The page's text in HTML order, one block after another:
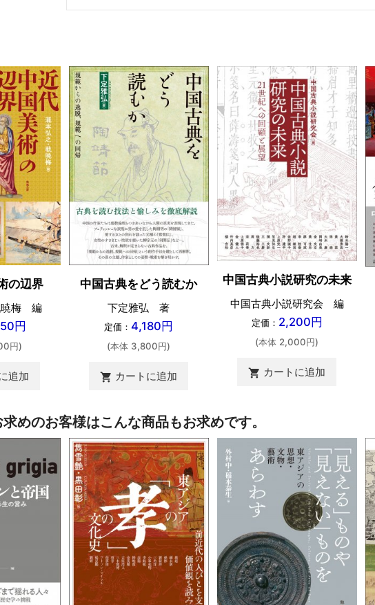
の辺界
暁梅 編
円
円)
追加
中国古典をどう読むか
下定雅弘 著
定価： 4,180円
(本体 3,800円)
shopping_cart カートに追加
中国古典小説研究の未来
中国古典小説研究会 編
定価： 2,200円
(本体 2,000円)
shopping_cart カートに追加
めのお客様はこんな商品もお求めです。